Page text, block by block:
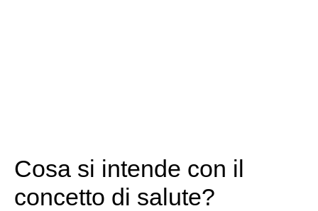
Cosa si intende con il
concetto di salute?